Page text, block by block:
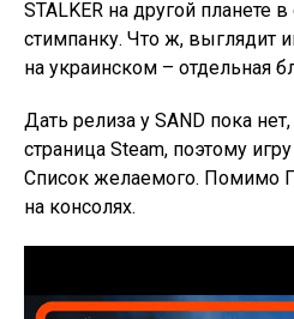
STALKER на другой планете
стимпанку. Что ж, выглядит
на украинском – отдельная
Дать релиза у SAND пока
страница Steam, поэтому
Список желаемого. Помимо
на консолях.